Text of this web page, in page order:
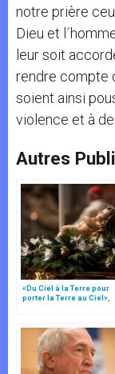
notre prière
Dieu et
leur soit
rendre compte
soient ainsi
violence et à
Autres
«Du Ciel à la Terre pour
porter la Terre au Ciel»,